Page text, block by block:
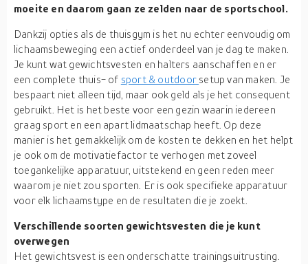
moeite en daarom gaan ze zelden naar de sportschool.
Dankzij opties als de thuisgym is het nu echter eenvoudig om
lichaamsbeweging een actief onderdeel van je dag te maken.
Je kunt wat gewichtsvesten en halters aanschaffen en er
een complete thuis- of sport & outdoor setup van maken. Je
bespaart niet alleen tijd, maar ook geld als je het consequent
gebruikt. Het is het beste voor een gezin waarin iedereen
graag sport en een apart lidmaatschap heeft. Op deze
manier is het gemakkelijk om de kosten te dekken en het helpt
je ook om de motivatiefactor te verhogen met zoveel
toegankelijke apparatuur, uitstekend en geen reden meer
waarom je niet zou sporten. Er is ook specifieke apparatuur
voor elk lichaamstype en de resultaten die je zoekt.
Verschillende soorten gewichtsvesten die je kunt
overwegen
Het gewichtsvest is een onderschatte trainingsuitrusting.